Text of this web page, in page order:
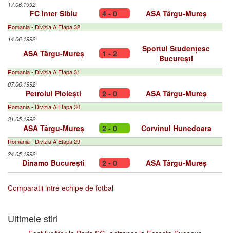
17.06.1992
FC Inter Sibiu 4 - 0 ASA Târgu-Mureș
Romania - Divizia A Etapa 32
14.06.1992
ASA Târgu-Mureș 1 - 2
Sportul Studențesc
București
Romania - Divizia A Etapa 31
07.06.1992
Petrolul Ploiești 2 - 0 ASA Târgu-Mureș
Romania - Divizia A Etapa 30
31.05.1992
ASA Târgu-Mureș 2 - 0 Corvinul Hunedoara
Romania - Divizia A Etapa 29
24.05.1992
Dinamo București 2 - 0 ASA Târgu-Mureș
Comparatii intre echipe de fotbal
Ultimele stiri